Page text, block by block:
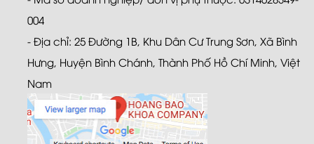
004
- Địa chỉ: 25 Đường 1B, Khu Dân Cư Trung Sơn, Xã Bình
Hưng, Huyện Bình Chánh, Thành Phố Hồ Chí Minh, Việt
Nam